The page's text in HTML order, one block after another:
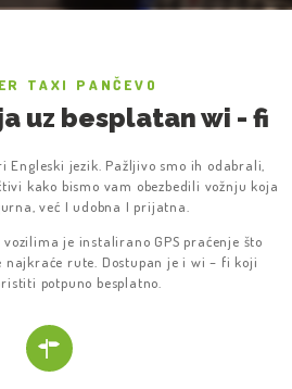
TAXI PANČEVO
uz besplatan wi - fi
Engleski jezik. Pažljivo smo ih odabrali,
kako bismo vam obezbedili vožnju koja
već I udobna I prijatna.
je instalirano GPS praćenje što
najkraće rute. Dostupan je i wi – fi koji
potpuno besplatno.